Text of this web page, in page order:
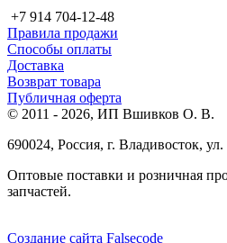
+7 914 704-12-48
Правила продажи
Способы оплаты
Доставка
Возврат товара
Публичная оферта
© 2011 - 2026, ИП Вшивков О. В.
690024, Россия, г. Владивосток,
Оптовые поставки и розничная
запчастей.
Создание сайта Falsecode